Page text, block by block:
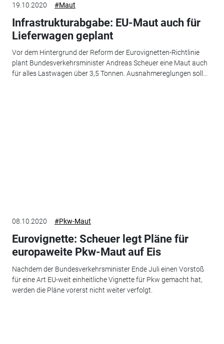
19.10.2020 #Maut
Infrastrukturabgabe: EU-Maut auch für
Lieferwagen geplant
Vor dem Hintergrund der Reform der Eurovignetten-Richtlinie
plant Bundesverkehrsminister Andreas Scheuer eine Maut auch
für alles Lastwagen über 3,5 Tonnen. Ausnahmereglungen soll...
08.10.2020 #Pkw-Maut
Eurovignette: Scheuer legt Pläne für
europaweite Pkw-Maut auf Eis
Nachdem der Bundesverkehrsminister Ende Juli einen Vorstoß
für eine Art EU-weit einheitliche Vignette für Pkw gemacht hat,
werden die Pläne vorerst nicht weiter verfolgt.